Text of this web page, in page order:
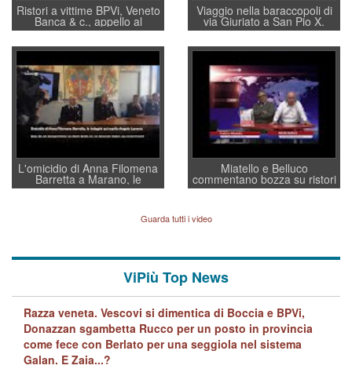
Ristori a vittime BPVi, Veneto
Banca & c., appello al
sottosegretario Alessio
Villarosa: per mettere ordine
convochi con Di Maio CNCU
a supporto della cabina di
regia al Mef
Viaggio nella baraccopoli di
via Giuriato a San Pio X.
Vicenza ai Vicentini: “faremo
un regalo di Natale ai
residenti”
L'omicidio di Anna Filomena
Barretta a Marano, le
indagini dei carabinieri di
Lavarra: più avvincenti di
quelle di... Barbara D'Urso
Miatello e Belluco
commentano bozza su ristori
BPVi e Veneto Banca
Guarda tutti i video
ViPiù Top News
Razza veneta. Vescovi si dimentica di Boccia e BPVi,
Donazzan sgambetta Rucco per un posto in provincia
come fece con Berlato per una seggiola nel sistema
Galan. E Zaia...?